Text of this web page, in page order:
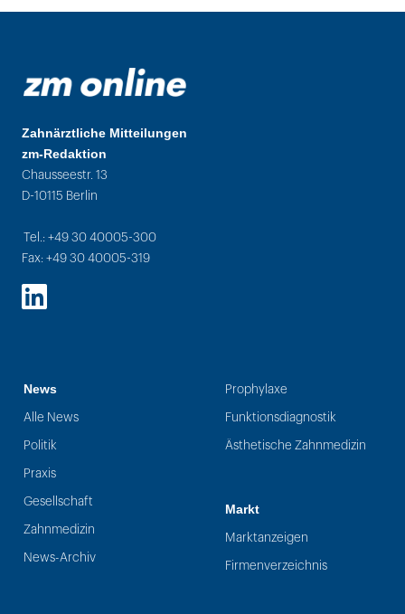
Zahnärztliche Mitteilungen
zm-Redaktion
Chausseestr. 13
D-10115 Berlin
Tel.: +49 30 40005-300
Fax: +49 30 40005-319
LinkedIn
News
Alle News
Politik
Praxis
Gesellschaft
Zahnmedizin
News-Archiv
Prophylaxe
Funktionsdiagnostik
Ästhetische Zahnmedizin
Markt
Marktanzeigen
Firmenverzeichnis